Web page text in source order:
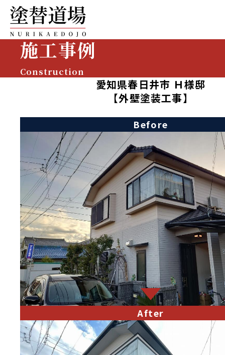
施工事例
Construction
愛知県春日井市 Ｈ様邸
【外壁塗装工事】
Before
After